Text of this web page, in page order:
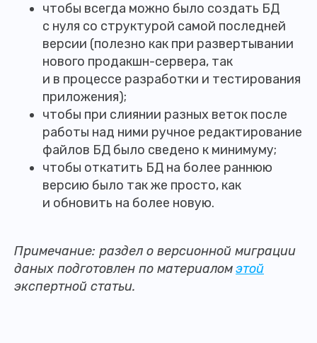
чтобы всегда можно было создать БД
с нуля со структурой самой последней
версии (полезно как при развертывании
нового продакшн-сервера, так
и в процессе разработки и тестирования
приложения);
чтобы при слиянии разных веток после
работы над ними ручное редактирование
файлов БД было сведено к минимуму;
чтобы откатить БД на более раннюю
версию было так же просто, как
и обновить на более новую.
Примечание: раздел о версионной миграции
даных подготовлен по материаломэтой
экспертной статьи.